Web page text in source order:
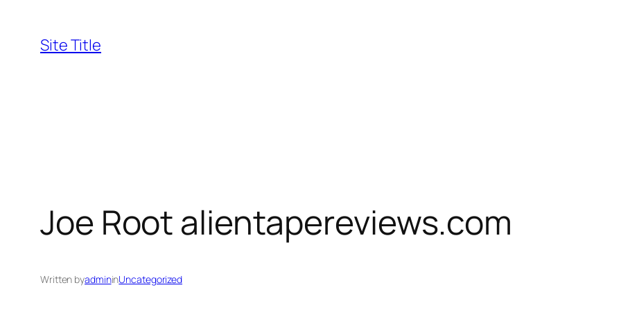
content
Site Title
Joe Root alientapereviews.com
Written byadmininUncategorized